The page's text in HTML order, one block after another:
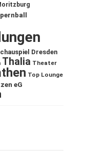
Dresden
Thalia Theater
Top Lounge
eG